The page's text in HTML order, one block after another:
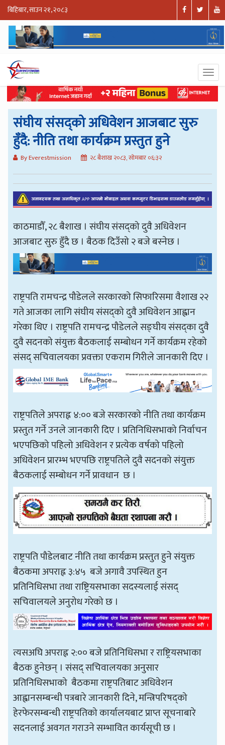
बिहिबार, साउन २१, २०८३
संघीय संसद्को अधिवेशन आजबाट सुरु
हुँदै: नीति तथा कार्यक्रम प्रस्तुत हुने
By Everestmission २८ बैशाख २०८३, सोमबार ०६:३२
काठमाडौँ, २८ बैशाख । संघीय संसद्को दुवै अधिवेशन
आजबाट सुरु हुँदै छ । बैठक दिउँसो २ बजे बस्नेछ ।
राष्ट्रपति रामचन्द्र पौडेलले सरकारको सिफारिसमा वैशाख २२
गते आजका लागि संघीय संसद्को दुवै अधिवेशन आह्वान
गरेका थिए । राष्ट्रपति रामचन्द्र पौडेलले सङ्घीय संसद्का दुवै
दुवै सदनको संयुक्त बैठकलाई सम्बोधन गर्ने कार्यक्रम रहेको
संसद् सचिवालयका प्रवक्ता एकराम गिरीले जानकारी दिए ।
राष्ट्रपतिले अपराह्न ४:०० बजे सरकारको नीति तथा कार्यक्रम
प्रस्तुत गर्ने उनले जानकारी दिए । प्रतिनिधिसभाको निर्वाचन
भएपछिको पहिलो अधिवेशन र प्रत्येक वर्षको पहिलो
अधिवेशन प्रारम्भ भएपछि राष्ट्रपतिले दुवै सदनको संयुक्त
बैठकलाई सम्बोधन गर्ने प्रावधान छ ।
राष्ट्रपति पौडेलबाट नीति तथा कार्यक्रम प्रस्तुत हुने संयुक्त
बैठकमा अपराह्न ३:४५ बजे अगावै उपस्थित हुन
प्रतिनिधिसभा तथा राष्ट्रियसभाका सदस्यलाई संसद्
सचिवालयले अनुरोध गरेको छ ।
त्यसअघि अपराह्न २:०० बजे प्रतिनिधिसभा र राष्ट्रियसभाका
बैठक हुनेछन् । संसद् सचिवालयका अनुसार
प्रतिनिधिसभाको बैठकमा राष्ट्रपतिबाट अधिवेशन
आह्वानसम्बन्धी पत्रबारे जानकारी दिने, मन्त्रिपरिषद्को
हेरफेरसम्बन्धी राष्ट्रपतिको कार्यालयबाट प्राप्त सूचनाबारे
सदनलाई अवगत गराउने सम्भावित कार्यसूची छ ।